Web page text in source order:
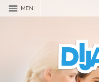
MENI